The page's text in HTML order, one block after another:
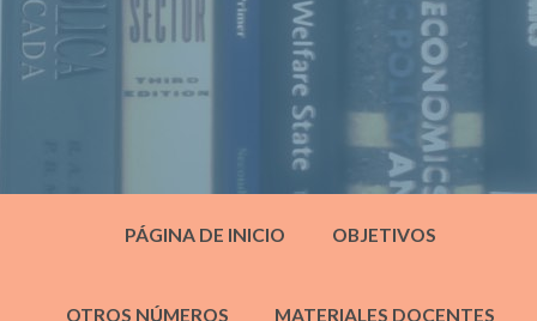
PÁGINA DE INICIO OBJETIVOS
OTROS NÚMEROS MATERIALES DOCENTES